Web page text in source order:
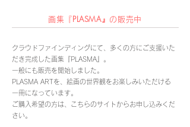
画集『PLASMA』 の 販売中
クラウドファインディングにて、多くの方にご支援いた
だき完成した画集『PLASMA』。
一般にも販売を開始しました。
PLASMA ARTを、絵画の世界観をお楽しみいただける
一冊になっています。
ご購入希望の方は、こちらのサイトからお申し込みくだ
さい。